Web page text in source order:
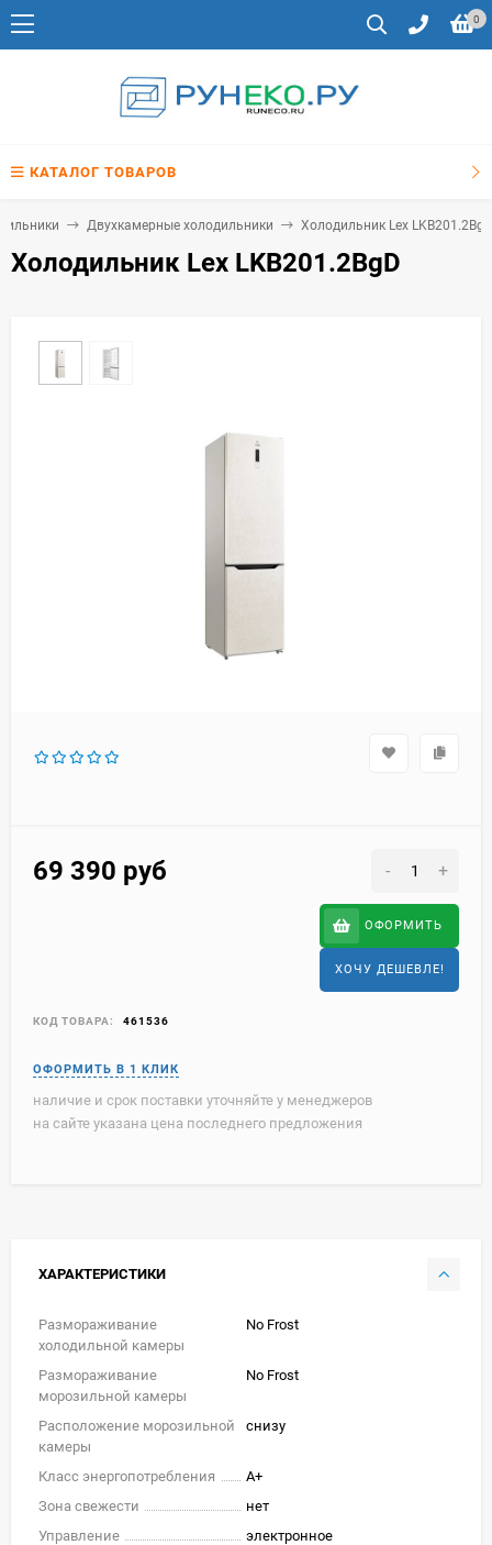
0
КАТАЛОГ ТОВАРОВ
Двухкамерные холодильники Холодильник Lex LKB201.2BgD
Холодильник Lex LKB201.2BgD
69 390 руб - +
ОФОРМИТЬ
ХОЧУ ДЕШЕВЛЕ!
КОД ТОВАРА: 461536
наличие и срок поставки уточняйте у менеджеров
на сайте указана цена последнего предложения
ХАРАКТЕРИСТИКИ
Размораживание
холодильной камеры
No Frost
Размораживание
морозильной камеры
No Frost
Расположение морозильной
камеры
снизу
Класс энергопотребления
A+
Зона свежести
нет
Управление
электронное